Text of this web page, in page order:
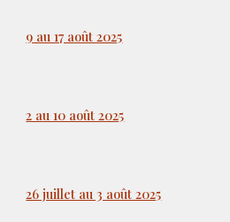
9 au 17 août 2025
2 au 10 août 2025
26 juillet au 3 août 2025